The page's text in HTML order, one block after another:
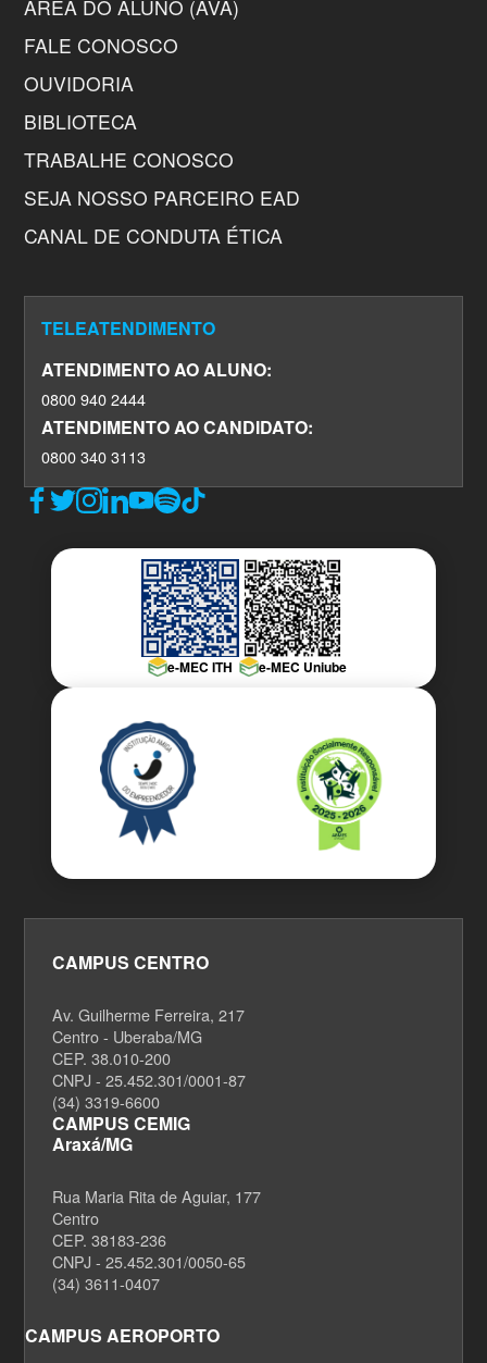
ÁREA DO ALUNO (AVA)
FALE CONOSCO
OUVIDORIA
BIBLIOTECA
TRABALHE CONOSCO
SEJA NOSSO PARCEIRO EAD
CANAL DE CONDUTA ÉTICA
TELEATENDIMENTO
ATENDIMENTO AO ALUNO:
0800 940 2444
ATENDIMENTO AO CANDIDATO:
0800 340 3113
e-MEC ITH e-MEC Uniube
CAMPUS CENTRO
Av. Guilherme Ferreira, 217
Centro - Uberaba/MG
CEP. 38.010-200
CNPJ - 25.452.301/0001-87
(34) 3319-6600
CAMPUS CEMIG
Araxá/MG
Rua Maria Rita de Aguiar, 177
Centro
CEP. 38183-236
CNPJ - 25.452.301/0050-65
(34) 3611-0407
CAMPUS AEROPORTO